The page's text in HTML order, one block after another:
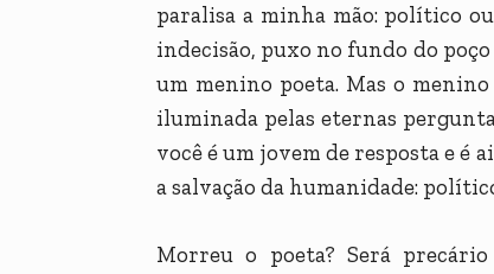
paralisa a minha mão: político
indecisão, puxo no fundo do
um menino poeta. Mas o
iluminada pelas eternas
você é um jovem de resposta e é
a salvação da humanidade:
Morreu o poeta? Será